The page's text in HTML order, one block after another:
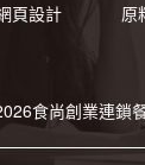
頁設計
原
食尚創業連鎖